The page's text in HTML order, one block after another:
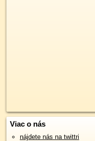
Viac o nás
nájdete nás na twittri